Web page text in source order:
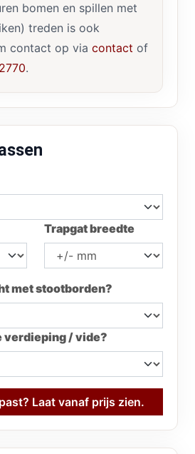
bomen en spillen met
treden is ook
contact op via contact of
.
Trapgat breedte
met stootborden?
verdieping / vide?
Laat vanaf prijs zien.